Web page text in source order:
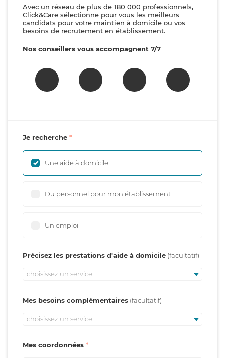
Avec un réseau de plus de 180 000 professionnels,
Click&Care sélectionne pour vous les meilleurs
candidats pour votre maintien à domicile ou vos
besoins de recrutement en établissement.
Nos conseillers vous accompagnent 7/7
Je recherche
Une aide à domicile
Du personnel pour mon établissement
Un emploi
Précisez les prestations d'aide à domicile
choisissez un service
Mes besoins complémentaires
choisissez un service
Mes coordonnées